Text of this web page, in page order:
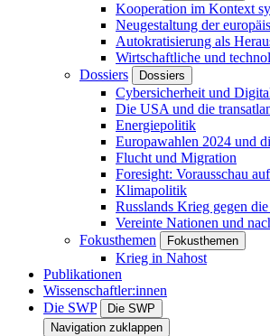
Kooperation im Kontext
Neugestaltung der
Autokratisierung als
Wirtschaftliche und
Dossiers
Dossiers
Cybersicherheit und
Die USA und die
Energiepolitik
Europawahlen 2024 und
Flucht und Migration
Foresight: Vorausschau
Klimapolitik
Russlands Krieg gegen
Vereinte Nationen und
Fokusthemen
Fokusthemen
Krieg in Nahost
Publikationen
Wissenschaftler:innen
Die SWP
Die SWP
Navigation zuklappen